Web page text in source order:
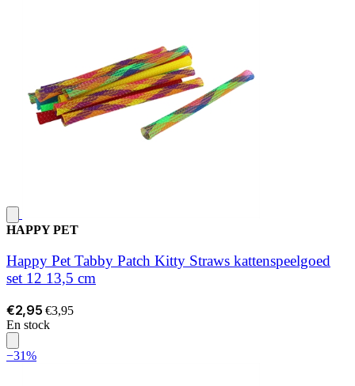
HAPPY PET
Happy Pet Tabby Patch Kitty Straws kattenspeelgoed
set 12 13,5 cm
€2,95 €3,95
En stock
−31%